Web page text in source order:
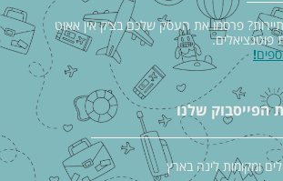
פרסמו את העסק שלכם בצ׳ק אין אאוט
פוטנציאלים.
!
הפייסבוק שלנו
ומקומות לינה בארץ